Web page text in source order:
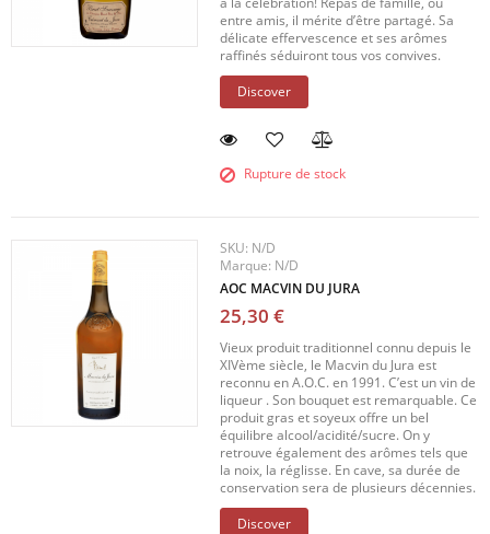
entre amis, il mérite d’être partagé. Sa
délicate effervescence et ses arômes
raffinés séduiront tous vos convives.
Discover
Rupture de stock
SKU: N/D
Marque: N/D
AOC MACVIN DU JURA
25,30 €
Vieux produit traditionnel connu depuis le
XIVème siècle, le Macvin du Jura est
reconnu en A.O.C. en 1991. C’est un vin de
liqueur . Son bouquet est remarquable. Ce
produit gras et soyeux offre un bel
équilibre alcool/acidité/sucre. On y
retrouve également des arômes tels que
la noix, la réglisse. En cave, sa durée de
conservation sera de plusieurs décennies.
Discover